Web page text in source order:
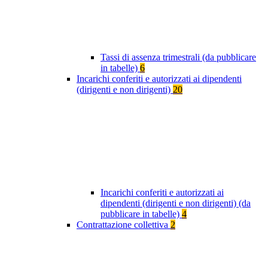
Tassi di assenza trimestrali (da pubblicare
in tabelle) 6
Incarichi conferiti e autorizzati ai dipendenti
(dirigenti e non dirigenti) 20
Incarichi conferiti e autorizzati ai
dipendenti (dirigenti e non dirigenti) (da
pubblicare in tabelle) 4
Contrattazione collettiva 2